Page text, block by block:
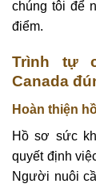
chúng tôi để
điểm.
Trình tự
Canada
Hoàn thiện
Hồ sơ sức
quyết định
Người nuôi